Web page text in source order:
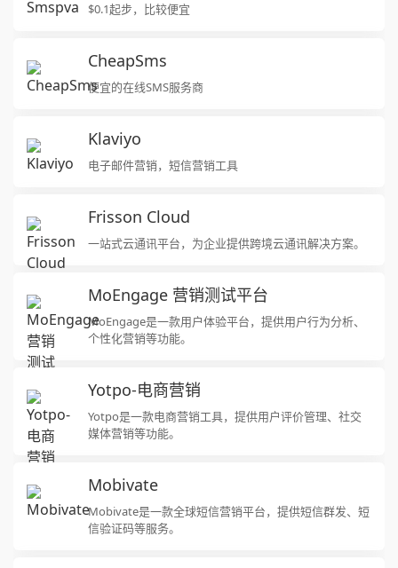
$0.1起步，比较便宜
CheapSms
便宜的在线SMS服务商
Klaviyo
电子邮件营销，短信营销工具
Frisson Cloud
一站式云通讯平台，为企业提供跨境云通讯解决方案。
MoEngage 营销测试平台
MoEngage是一款用户体验平台，提供用户行为分析、
个性化营销等功能。
Yotpo-电商营销
Yotpo是一款电商营销工具，提供用户评价管理、社交
媒体营销等功能。
Mobivate
Mobivate是一款全球短信营销平台，提供短信群发、短
信验证码等服务。